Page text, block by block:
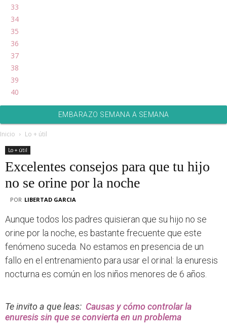
33
34
35
36
37
38
39
40
EMBARAZO SEMANA A SEMANA
Inicio Lo + útil
Lo + útil
Excelentes consejos para que tu hijo
no se orine por la noche
POR LIBERTAD GARCIA
Aunque todos los padres quisieran que su hijo no se
orine por la noche, es bastante frecuente que este
fenómeno suceda. No estamos en presencia de un
fallo en el entrenamiento para usar el orinal: la enuresis
nocturna es común en los niños menores de 6 años.
Te invito a que leas: Causas y cómo controlar la
enuresis sin que se convierta en un problema